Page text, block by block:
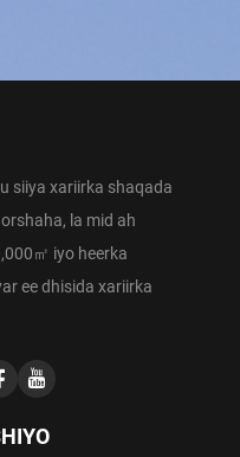
siiya xariirka shaqada
la mid ah
㎡ iyo heerka
ee dhisida xariirka